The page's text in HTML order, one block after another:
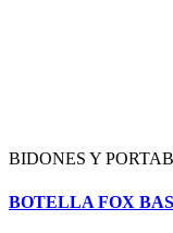
BIDONES Y
BOTELLA FOX